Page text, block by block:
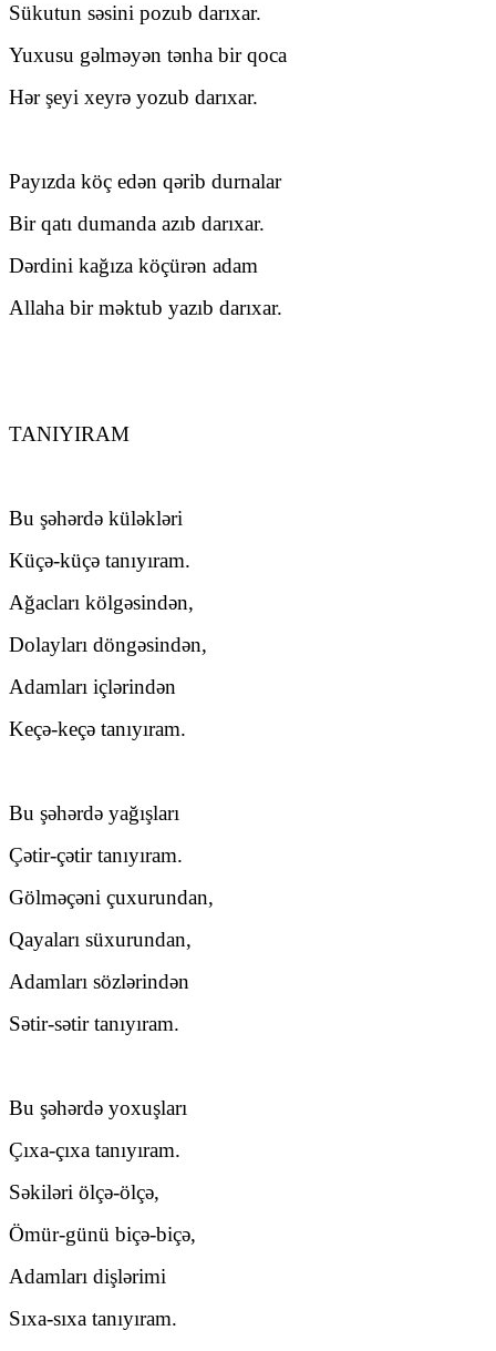
Sükutun səsini pozub darıxar.
Yuxusu gəlməyən tənha bir qoca
Hər şeyi xeyrə yozub darıxar.
Payızda köç edən qərib durnalar
Bir qatı dumanda azıb darıxar.
Dərdini kağıza köçürən adam
Allaha bir məktub yazıb darıxar.
TANIYIRAM
Bu şəhərdə küləkləri
Küçə-küçə tanıyıram.
Ağacları kölgəsindən,
Dolayları döngəsindən,
Adamları içlərindən
Keçə-keçə tanıyıram.
Bu şəhərdə yağışları
Çətir-çətir tanıyıram.
Gölməçəni çuxurundan,
Qayaları süxurundan,
Adamları sözlərindən
Sətir-sətir tanıyıram.
Bu şəhərdə yoxuşları
Çıxa-çıxa tanıyıram.
Səkiləri ölçə-ölçə,
Ömür-günü biçə-biçə,
Adamları dişlərimi
Sıxa-sıxa tanıyıram.